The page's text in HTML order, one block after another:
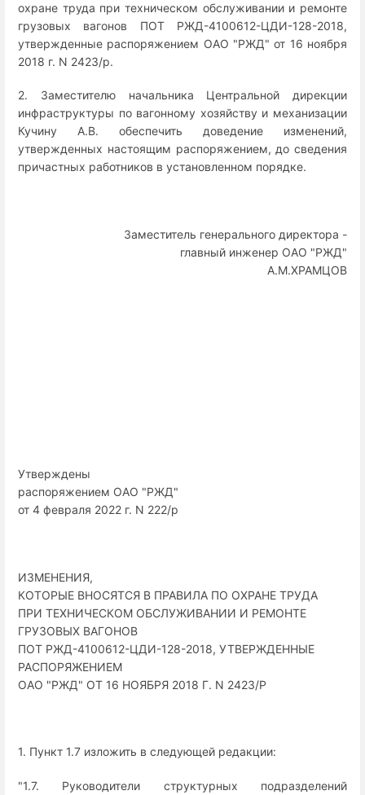
охране труда при техническом обслуживании и ремонте
грузовых вагонов ПОТ РЖД-4100612-ЦДИ-128-2018,
утвержденные распоряжением ОАО "РЖД" от 16 ноября
2018 г. N 2423/р.
2. Заместителю начальника Центральной дирекции
инфраструктуры по вагонному хозяйству и механизации
Кучину А.В. обеспечить доведение изменений,
утвержденных настоящим распоряжением, до сведения
причастных работников в установленном порядке.
Заместитель генерального директора -
главный инженер ОАО "РЖД"
А.М.ХРАМЦОВ
Утверждены
распоряжением ОАО "РЖД"
от 4 февраля 2022 г. N 222/р
ИЗМЕНЕНИЯ,
КОТОРЫЕ ВНОСЯТСЯ В ПРАВИЛА ПО ОХРАНЕ ТРУДА
ПРИ ТЕХНИЧЕСКОМ ОБСЛУЖИВАНИИ И РЕМОНТЕ
ГРУЗОВЫХ ВАГОНОВ
ПОТ РЖД-4100612-ЦДИ-128-2018, УТВЕРЖДЕННЫЕ
РАСПОРЯЖЕНИЕМ
ОАО "РЖД" ОТ 16 НОЯБРЯ 2018 Г. N 2423/Р
1. Пункт 1.7 изложить в следующей редакции:
"1.7. Руководители структурных подразделений